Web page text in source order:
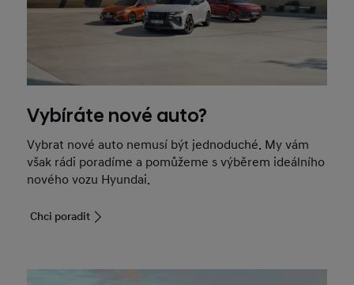
Vybíráte nové auto?
Vybrat nové auto nemusí být jednoduché. My vám
však rádi poradíme a pomůžeme s výběrem ideálního
nového vozu Hyundai.
Chci poradit